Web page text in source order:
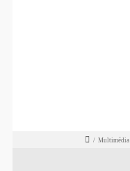
/ Multimédia